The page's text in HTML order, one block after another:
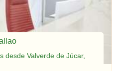
desde Valverde de Júcar,